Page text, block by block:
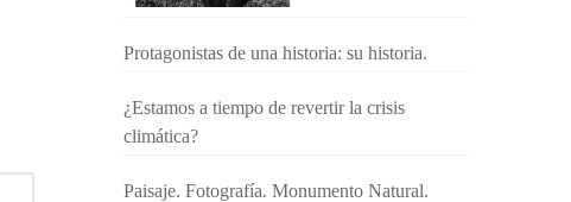
Protagonistas de una historia: su historia.
¿Estamos a tiempo de revertir la crisis
climática?
Paisaje. Fotografía. Monumento Natural.